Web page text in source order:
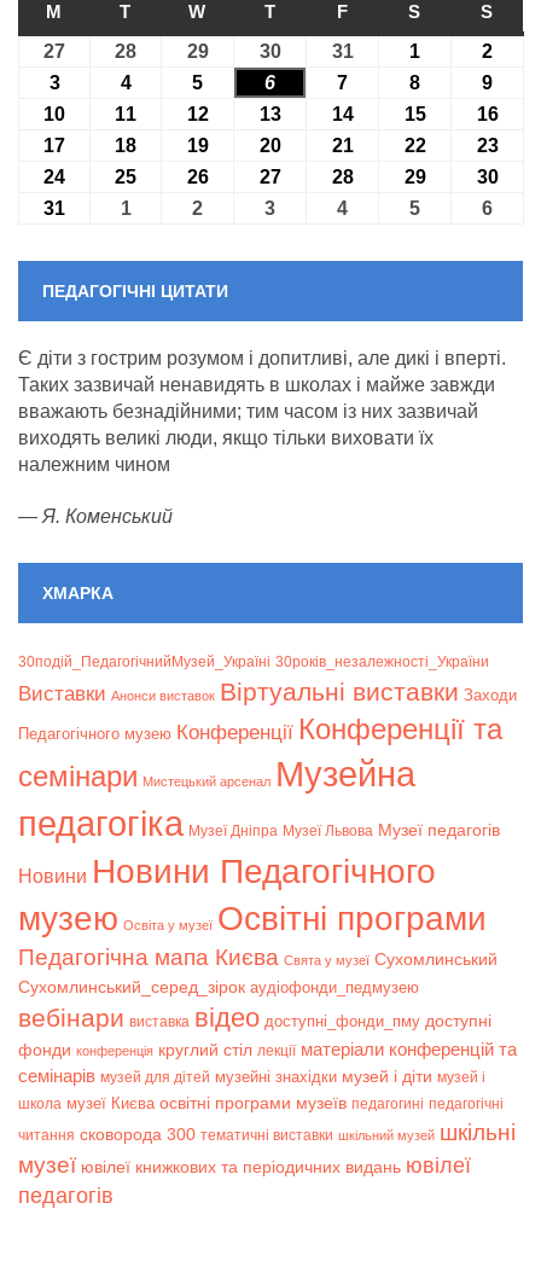
M ПОНЕДІЛОК
T ВІВТОРОК
W СЕРЕДА
TЧЕТВЕР
FП’ЯТНИЦЯ
S СУБОТА
S
27 27.07.2026
28 28.07.2026
2929.07.2026
3030.07.2026
3131.07.2026
1 01.08.2026
2
303.08.2026
404.08.2026
5 05.08.2026
6 06.08.2026
7 07.08.2026
8 08.08.2026
9
10 10.08.2026
11 11.08.2026
1212.08.2026
1313.08.2026
1414.08.2026
1515.08.2026
16
17 17.08.2026
18 18.08.2026
1919.08.2026
2020.08.2026
2121.08.2026
2222.08.2026
23
24 24.08.2026
25 25.08.2026
2626.08.2026
2727.08.2026
2828.08.2026
2929.08.2026
30
31 31.08.2026
101.09.2026
2 02.09.2026
3 03.09.2026
4 04.09.2026
5 05.09.2026
6
ПЕДАГОГІЧНІ ЦИТАТИ
Є діти з гострим розумом і допитливі, але дикі і вперті.
Таких зазвичай ненавидять в школах і майже завжди
вважають безнадійними; тим часом із них зазвичай
виходять великі люди, якщо тільки виховати їх
належним чином
— Я. Коменський
ХМАРКА
30подій_ПедагогічнийМузей_Україні 30років_незалежності_України
Bиставки Анонси виставок Віртуальні виставки Заходи
Педагогічного музею Конференції Конференції та
семінари Мистецький арсенал Музейна
педагогіка Музеї Дніпра Музеї Львова Музеї педагогів
Новини Новини Педагогічного
музею Освіта у музеї Освітні програми
Педагогічна мапа Києва Свята у музеї Сухомлинський
Сухомлинський_серед_зірок аудіофонди_педмузею
вебінари виставка відео доступні_фонди_пму доступні
фонди конференція круглий стіл лекції матеріали конференцій та
семінарів музей для дітей музейні знахідки музей і діти музей і
школа музеї Києва освітні програми музеїв педагогині педагогічні
читання сковорода 300 тематичні виставки шкільний музей шкільні
музеї ювілеї книжкових та періодичних видань ювілеї
педагогів